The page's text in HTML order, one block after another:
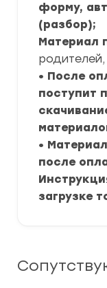
форму,
(разбор);
Материал
родителей,
• После
поступит
•
после
загрузке